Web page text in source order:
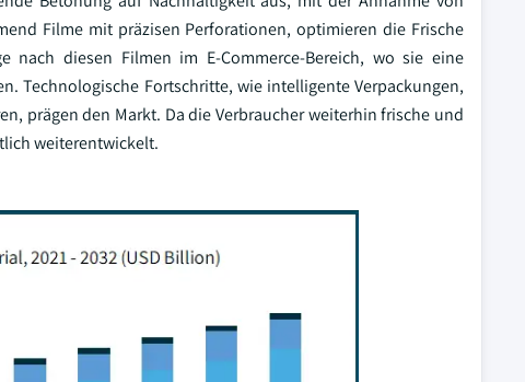
Filme mit präzisen Perforationen, optimieren die Frische
nach diesen Filmen im E-Commerce-Bereich, wo sie eine
Technologische Fortschritte, wie intelligente Verpackungen,
prägen den Markt. Da die Verbraucher weiterhin frische und
weiterentwickelt.